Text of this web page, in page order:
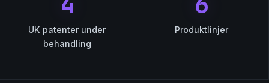
UK patenter under
behandling
Produktlinjer